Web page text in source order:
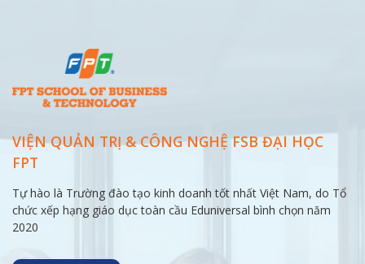
VIỆN QUẢN TRỊ & CÔNG NGHỆ FSB ĐẠI HỌC
FPT
Tự hào là Trường đào tạo kinh doanh tốt nhất Việt Nam, do Tổ
chức xếp hạng giáo dục toàn cầu Eduniversal bình chọn năm
2020